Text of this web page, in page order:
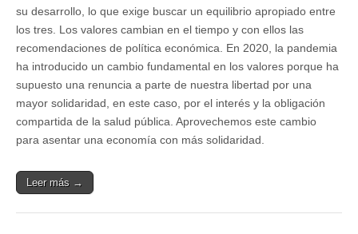
su desarrollo, lo que exige buscar un equilibrio apropiado entre
los tres. Los valores cambian en el tiempo y con ellos las
recomendaciones de política económica. En 2020, la pandemia
ha introducido un cambio fundamental en los valores porque ha
supuesto una renuncia a parte de nuestra libertad por una
mayor solidaridad, en este caso, por el interés y la obligación
compartida de la salud pública. Aprovechemos este cambio
para asentar una economía con más solidaridad.
Leer más →